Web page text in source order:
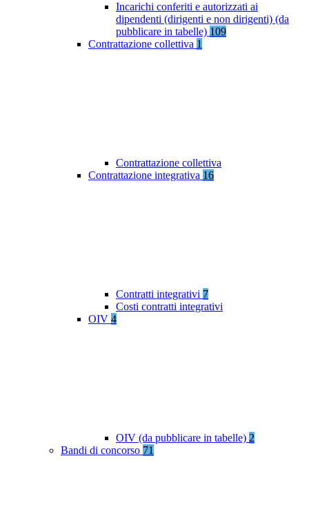
Incarichi conferiti e autorizzati ai
dipendenti (dirigenti e non dirigenti) (da
pubblicare in tabelle) 109
Contrattazione collettiva 1
Contrattazione collettiva
Contrattazione integrativa 16
Contratti integrativi 7
Costi contratti integrativi
OIV 4
OIV (da pubblicare in tabelle) 2
Bandi di concorso 71